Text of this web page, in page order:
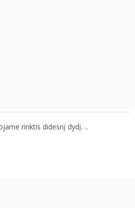
rinktis didesnį dydį. ..